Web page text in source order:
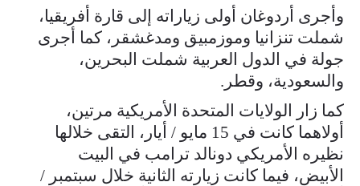
وأجرى أردوغان أولى زياراته إلى قارة أفريقيا،
شملت تنزانيا وموزمبيق ومدغشقر، كما أجرى
جولة في الدول العربية شملت البحرين،
والسعودية، وقطر.
كما زار الولايات المتحدة الأمريكية مرتين،
أولاهما كانت في 15 مايو / أيار، التقى خلالها
نظيره الأمريكي دونالد ترامب في البيت
الأبيض، فيما كانت زيارته الثانية خلال سبتمبر /